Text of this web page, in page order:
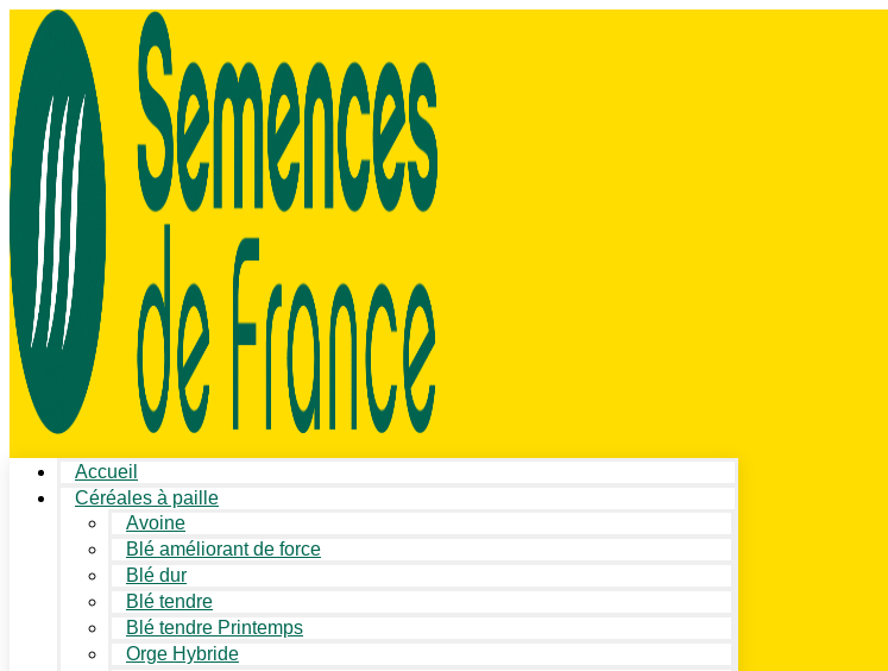
Accueil
Céréales à paille
Avoine
Blé améliorant de force
Blé dur
Blé tendre
Blé tendre Printemps
Orge Hybride